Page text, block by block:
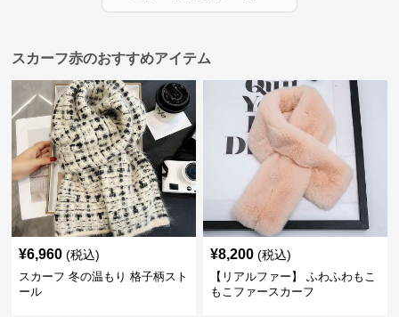
スカーフ赤のおすすめアイテム
¥6,960 (税込)
スカーフ 冬の温もり 格子柄スト
ール
¥8,200 (税込)
【リアルファー】 ふわふわもこ
もこファースカーフ